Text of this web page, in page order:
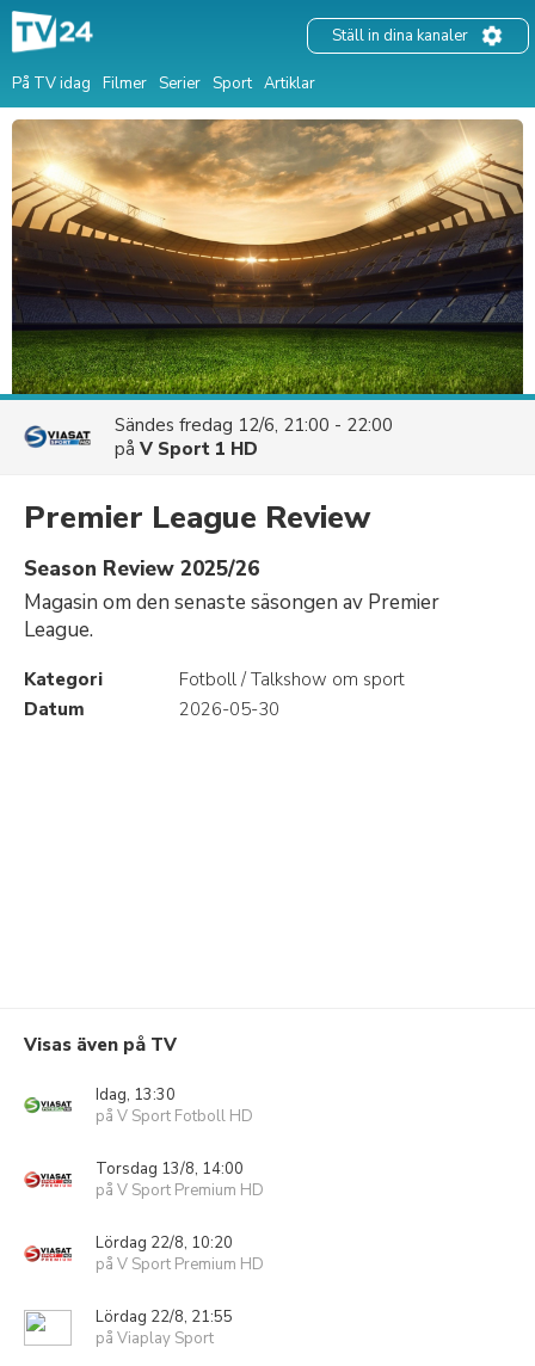
På TV idag Filmer Serier Sport Artiklar
Ställ in dina kanaler
Sändes fredag 12/6, 21:00 - 22:00
på V Sport 1 HD
Premier League Review
Season Review 2025/26
Magasin om den senaste säsongen av Premier
League.
Kategori
Fotboll / Talkshow om sport
Datum
2026-05-30
Visas även på TV
Idag, 13:30
på V Sport Fotboll HD
Torsdag 13/8, 14:00
på V Sport Premium HD
Lördag 22/8, 10:20
på V Sport Premium HD
Lördag 22/8, 21:55
på Viaplay Sport